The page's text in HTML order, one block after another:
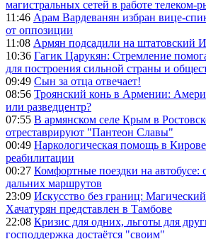
магистральных сетей в работе телеком-
11:46 Арам Вардеванян избран вице-
от оппозиции
11:08 Армян подсадили на штатовский
10:36 Гагик Царукян: Стремление
для построения сильной страны и
09:49 Сын за отца отвечает!
08:56 Троянский конь в Армении:
или разведцентр?
07:55 В армянском селе Крым в
отреставрируют "Пантеон Славы"
00:49 Наркологическая помощь в
реабилитации
00:27 Комфортные поездки на автобусе:
дальних маршрутов
23:09 Искусство без границ:
Хачатурян представлен в Тамбове
22:08 Кризис для одних, льготы для
господдержка достаётся "своим"